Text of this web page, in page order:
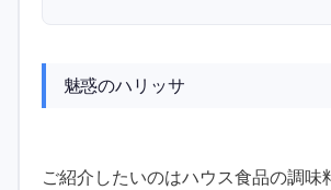
魅惑のハリッサ
ご紹介したいのはハウス食品の調味